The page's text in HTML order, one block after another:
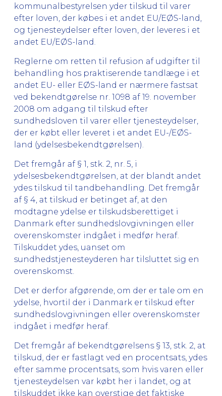
kommunalbestyrelsen yder tilskud til varer
efter loven, der købes i et andet EU/EØS-land,
og tjenesteydelser efter loven, der leveres i et
andet EU/EØS-land.
Reglerne om retten til refusion af udgifter til
behandling hos praktiserende tandlæge i et
andet EU- eller EØS-land er nærmere fastsat
ved bekendtgørelse nr. 1098 af 19. november
2008 om adgang til tilskud efter
sundhedsloven til varer eller tjenesteydelser,
der er købt eller leveret i et andet EU-/EØS-
land (ydelsesbekendtgørelsen).
Det fremgår af § 1, stk. 2, nr. 5, i
ydelsesbekendtgørelsen, at der blandt andet
ydes tilskud til tandbehandling. Det fremgår
af § 4, at tilskud er betinget af, at den
modtagne ydelse er tilskudsberettiget i
Danmark efter sundhedslovgivningen eller
overenskomster indgået i medfør heraf.
Tilskuddet ydes, uanset om
sundhedstjenesteyderen har tilsluttet sig en
overenskomst.
Det er derfor afgørende, om der er tale om en
ydelse, hvortil der i Danmark er tilskud efter
sundhedslovgivningen eller overenskomster
indgået i medfør heraf.
Det fremgår af bekendtgørelsens § 13, stk. 2, at
tilskud, der er fastlagt ved en procentsats, ydes
efter samme procentsats, som hvis varen eller
tjenesteydelsen var købt her i landet, og at
tilskuddet ikke kan overstige det faktiske